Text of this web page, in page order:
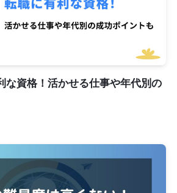
な資格！活かせる仕事や年代別の